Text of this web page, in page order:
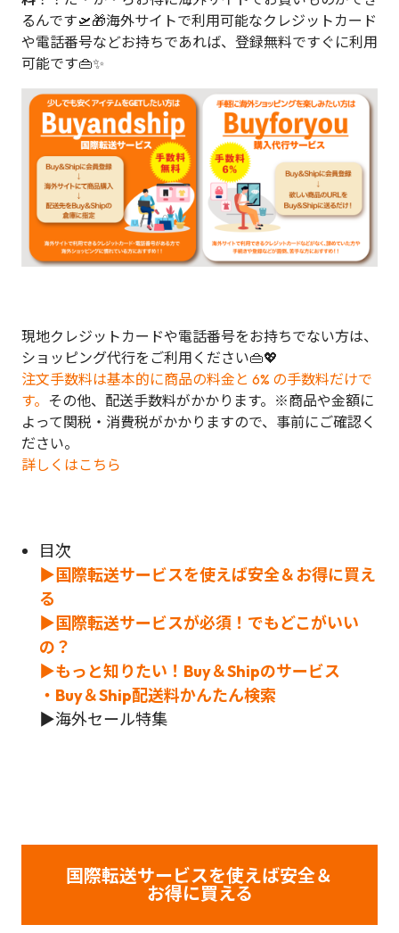
るんです🛫🎁海外サイトで利用可能なクレジットカード
や電話番号などお持ちであれば、登録無料ですぐに利用
可能です👜✨
現地クレジットカードや電話番号をお持ちでない方は、
ショッピング代行をご利用ください👜💖
注文手数料は基本的に商品の料金と 6% の手数料だけで
す。 その他、配送手数料がかかります。※商品や金額に
よって関税・消費税がかかりますので、事前にご確認く
ださい。
詳しくはこちら
目次
▶国際転送サービスを使えば安全＆お得に買え
る
▶国際転送サービスが必須！でもどこがいい
の？
▶もっと知りたい！Buy＆Shipのサービス
・Buy＆Ship配送料かんたん検索
▶海外セール特集
国際転送サービスを使えば安全＆
お得に買える